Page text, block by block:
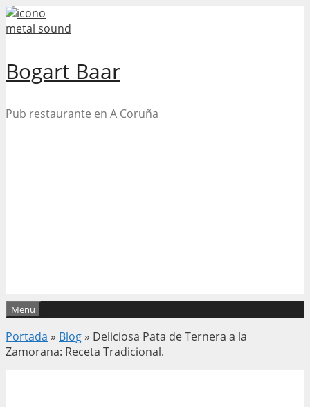
Skip
to
Bogart Baar
Pub restaurante en A Coruña
Menu
Portada » Blog » Deliciosa Pata de Ternera a la
Zamorana: Receta Tradicional.